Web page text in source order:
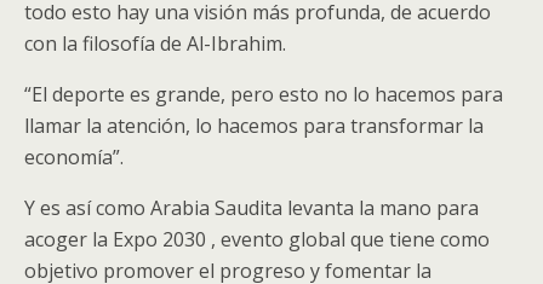
todo esto hay una visión más profunda, de acuerdo
con la filosofía de Al-Ibrahim.
“El deporte es grande, pero esto no lo hacemos para
llamar la atención, lo hacemos para transformar la
economía”.
Y es así como Arabia Saudita levanta la mano para
acoger la Expo 2030 , evento global que tiene como
objetivo promover el progreso y fomentar la